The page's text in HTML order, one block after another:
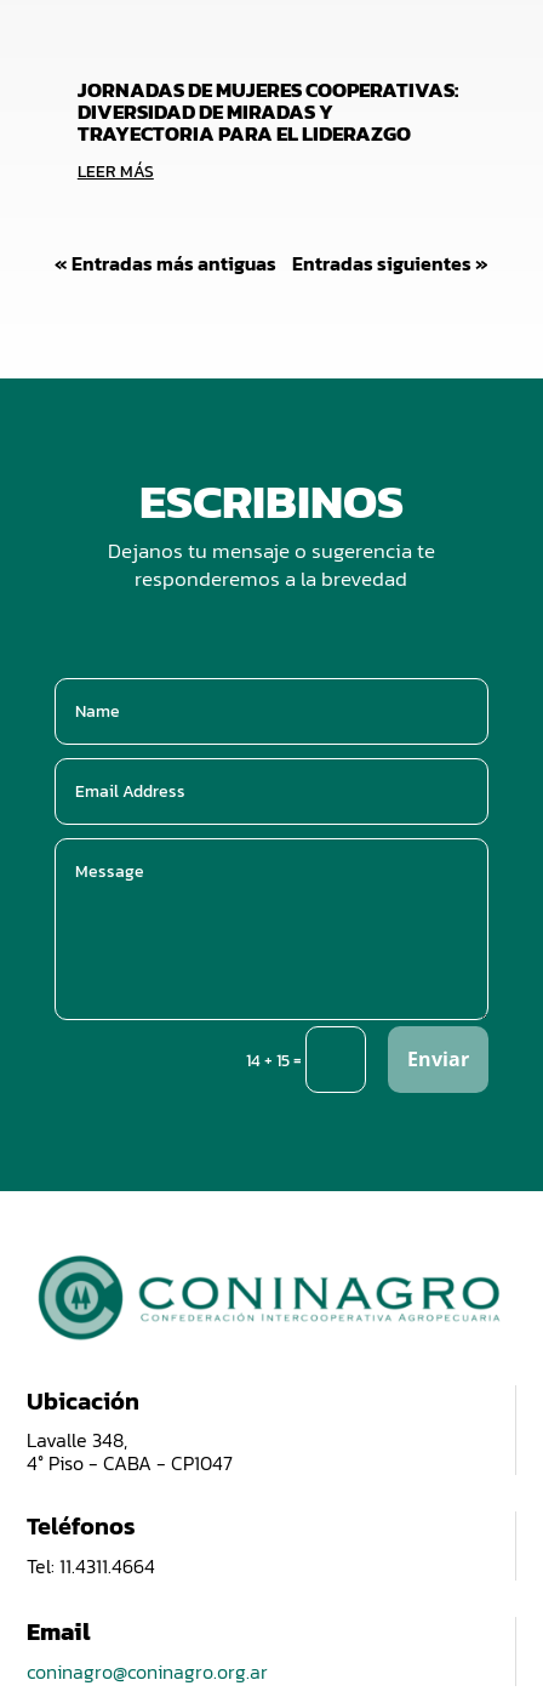
JORNADAS DE MUJERES COOPERATIVAS:
DIVERSIDAD DE MIRADAS Y
TRAYECTORIA PARA EL LIDERAZGO
LEER MÁS
« Entradas más antiguas Entradas siguientes »
ESCRIBINOS
Dejanos tu mensaje o sugerencia te
responderemos a la brevedad
14 + 15= Enviar
Ubicación
Lavalle 348,
4° Piso - CABA - CP1047
Teléfonos
Tel: 11.4311.4664
Email
coninagro@coninagro.org.ar